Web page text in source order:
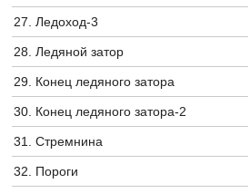
27. Ледоход-3
28. Ледяной затор
29. Конец ледяного затора
30. Конец ледяного затора-2
31. Стремнина
32. Пороги